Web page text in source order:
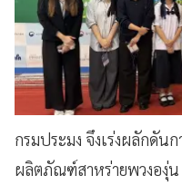
กรมประมง จึงเร่งผลักดัน
ผลิตภัณฑ์สาหร่ายพวงองุ่น